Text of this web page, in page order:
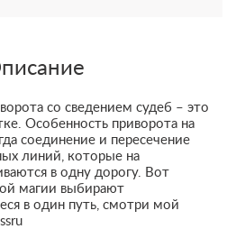
со сведением судеб – это
Особенность приворота на
соединение и пересечение
линий, которые на
в одну дорогу. Вот
магии выбирают
в один путь, смотри мой